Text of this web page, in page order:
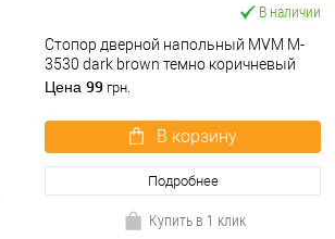
В наличии
Стопор дверной напольный MVM M-
3530 dark brown темно коричневый
Цена 99 грн.
В корзину
Подробнее
Купить в 1 клик